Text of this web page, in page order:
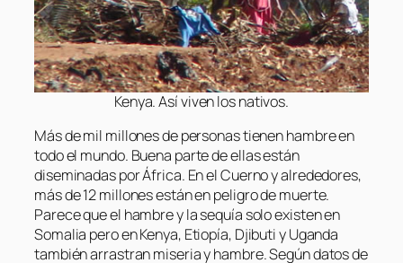
Kenya. Así viven los nativos.
Más de mil millones de personas tienen hambre en
todo el mundo. Buena parte de ellas están
diseminadas por África. En el Cuerno y alrededores,
más de 12 millones están en peligro de muerte.
Parece que el hambre y la sequía solo existen en
Somalia pero en Kenya, Etiopía, Djibuti y Uganda
también arrastran miseria y hambre. Según datos de